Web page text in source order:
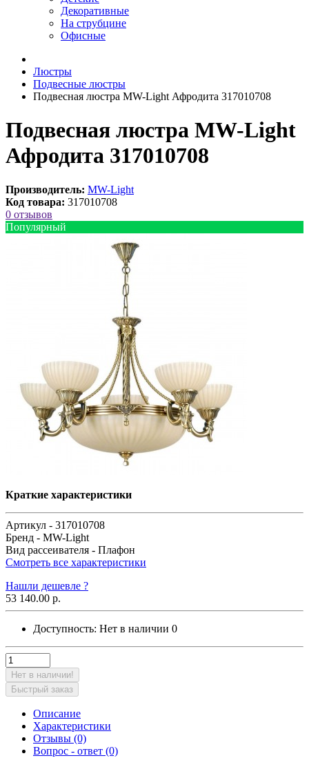
Декоративные
На струбцине
Офисные
Люстры
Подвесные люстры
Подвесная люстра MW-Light Афродита 317010708
Подвесная люстра MW-Light
Афродита 317010708
Производитель: MW-Light
Код товара: 317010708
0 отзывов
Популярный
Краткие характеристики
Артикул - 317010708
Бренд - MW-Light
Вид рассеивателя - Плафон
Смотреть все характеристики
Нашли дешевле ?
53 140.00 р.
Доступность: Нет в наличии 0
Нет в наличии!
Быстрый заказ
Описание
Характеристики
Отзывы (0)
Вопрос - ответ (0)